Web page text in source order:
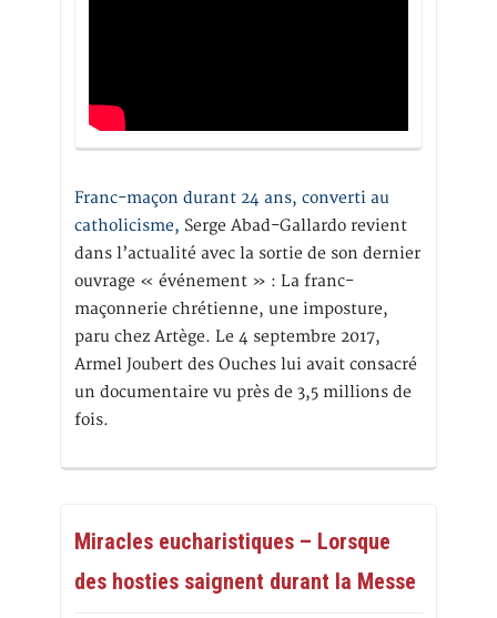
Franc-maçon durant 24 ans, converti au
catholicisme, Serge Abad-Gallardo revient
dans l’actualité avec la sortie de son dernier
ouvrage « événement » : La franc-
maçonnerie chrétienne, une imposture,
paru chez Artège. Le 4 septembre 2017,
Armel Joubert des Ouches lui avait consacré
un documentaire vu près de 3,5 millions de
fois.
Miracles eucharistiques – Lorsque
des hosties saignent durant la Messe